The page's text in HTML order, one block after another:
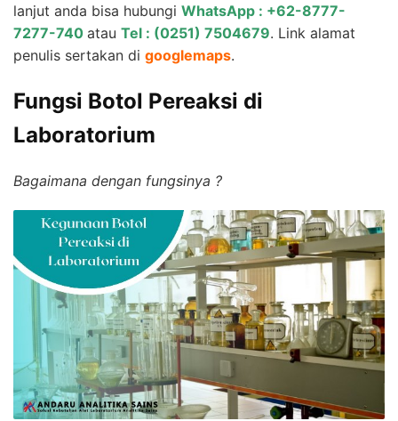
lanjut anda bisa hubungi WhatsApp : +62-8777-
7277-740 atau Tel : (0251) 7504679. Link alamat
penulis sertakan di googlemaps.
Fungsi Botol Pereaksi di
Laboratorium
Bagaimana dengan fungsinya ?